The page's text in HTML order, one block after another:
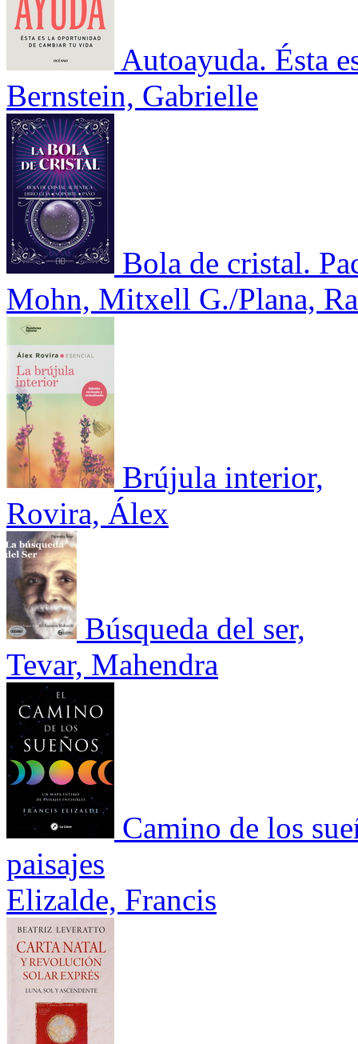
Autoayuda. Ésta
Bernstein, Gabrielle
Bola de cristal.
Mohn, Mitxell G./Plana,
Brújula interior,
Rovira, Álex
Búsqueda del ser,
Tevar, Mahendra
Camino de los
paisajes
Elizalde, Francis